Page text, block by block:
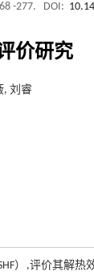
-277. DOI:
价研究
, 刘睿
）,评价其解